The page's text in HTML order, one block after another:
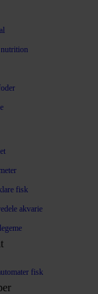
nutrition
fisk
akvarie
fisk